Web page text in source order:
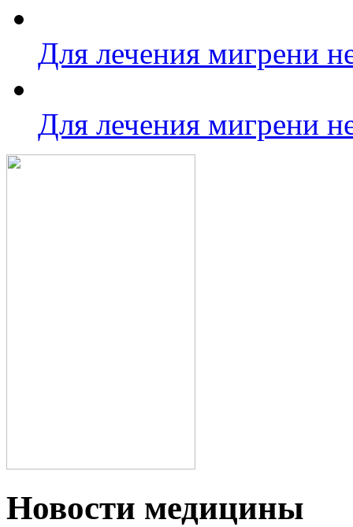
Для лечения мигрени
Для лечения мигрени
Новости медицины